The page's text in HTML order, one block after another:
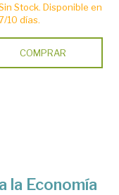
Stock. Disponible en
10 días.
COMPRAR
la Economía